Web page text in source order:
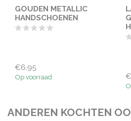
GOUDEN METALLIC
HANDSCHOENEN
€6,95
Op voorraad
ANDEREN KOCHTEN